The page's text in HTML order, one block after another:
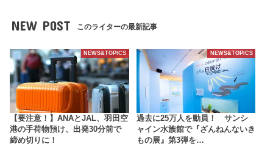
NEW POST このライターの最新記事
NEWS&TOPICS
【要注意！】ANAとJAL、羽田空
港の手荷物預け、出発30分前で
締め切りに！
NEWS&TOPICS
過去に25万人を動員！ サンシ
ャイン水族館で『ざんねんないき
もの展』第3弾を…